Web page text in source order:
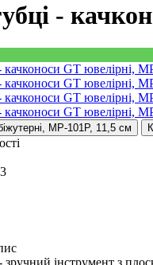
-
MP-101P, 11,5 см
зручний інструмент з